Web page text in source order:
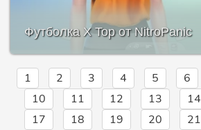
Футболка X Top от NitroPanic
1 2 3 4 5 6
10
11 12 13 14
17
18 19 20 21